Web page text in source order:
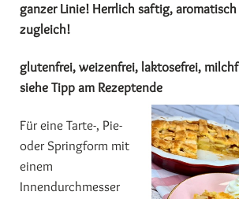
ganzer Linie! Herrlich saftig,
zugleich!
glutenfrei, weizenfrei, laktosefrei,
siehe Tipp am Rezeptende
Für eine Tarte-, Pie-
oder Springform mit
einem
Innendurchmesser